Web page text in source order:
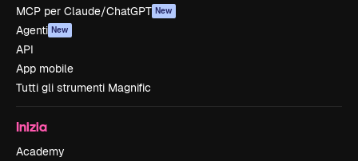
MCP per Claude/ChatGPT New
Agenti New
API
App mobile
Tutti gli strumenti Magnific
Inizia
Academy